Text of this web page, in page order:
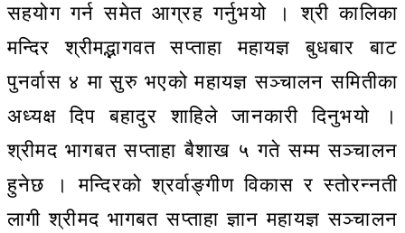
सहयोग गर्न समेत आग्रह गर्नुभयो । श्री कालिका
मन्दिर श्रीमद्भागवत सप्ताहा महायज्ञ बुधबार बाट
पुनर्वास ४ मा सुरु भएको महायज्ञ सञ्चालन समितीका
अध्यक्ष दिप बहादुर शाहिले जानकारी दिनुभयो ।
श्रीमद भागबत सप्ताहा बैशाख ५ गते सम्म सञ्चालन
हुनेछ । मन्दिरको श्रर्वाङ्गीण विकास र स्तोरन्नती
लागी श्रीमद भागबत सप्ताहा ज्ञान महायज्ञ सञ्चालन